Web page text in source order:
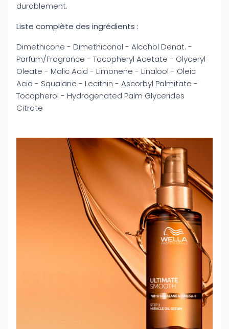
durablement.
Liste complète des ingrédients :
Dimethicone - Dimethiconol - Alcohol Denat. -
Parfum/Fragrance - Tocopheryl Acetate - Glyceryl
Oleate - Malic Acid - Limonene - Linalool - Oleic
Acid - Squalane - Lecithin - Ascorbyl Palmitate -
Tocopherol - Hydrogenated Palm Glycerides
Citrate